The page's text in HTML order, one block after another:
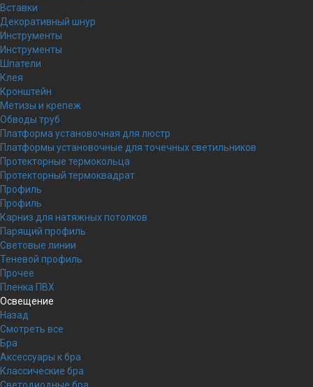
Вставки
Декоративный шнур
Инструменты
Инструменты
Шпатели
Клея
Кронштейн
Метизы и крепеж
Обводы труб
Платформа установочная для люстр
Платформы установочные для точечных светильников
Протекторные термокольца
Протекторный термоквадрат
Профиль
Профиль
Карниз для натяжных потолков
Парящий профиль
Световые линии
Теневой профиль
Прочее
Пленка ПВХ
Освещение
Назад
Смотреть все
Бра
Аксессуары к бра
Классические бра